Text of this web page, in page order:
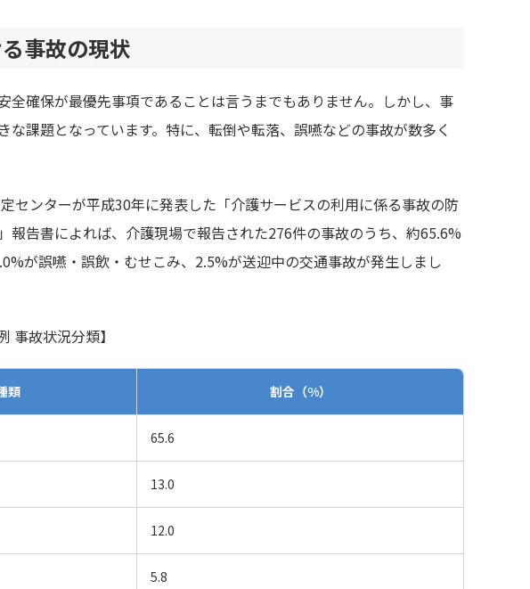
事故の現状
全確保が最優先事項であることは言うまでもありません。しかし、事
な課題となっています。特に、転倒や転落、誤嚥などの事故が数多く
センターが平成30年に発表した「介護サービスの利用に係る事故の防
報告書によれば、介護現場で報告された276件の事故のうち、約65.6%
が誤嚥・誤飲・むせこみ、2.5%が送迎中の交通事故が発生しまし
事故状況分類】
類 割合（%）
65.6
13.0
12.0
5.8